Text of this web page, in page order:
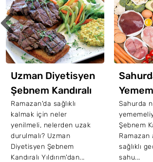
Uzman Diyetisyen
Şebnem Kandıralı
Yıldırım'dan İftar
Ve Sahur İçin
Beslenme Önerileri
Ramazan'da sağlıklı
kalmak için neler
yenilmeli, nelerden uzak
durulmalı? Uzman
Diyetisyen Şebnem
Kandıralı Yıldırım'dan...
Sahurda
Şebnem
Ramazan
sağlıklı
sahu...